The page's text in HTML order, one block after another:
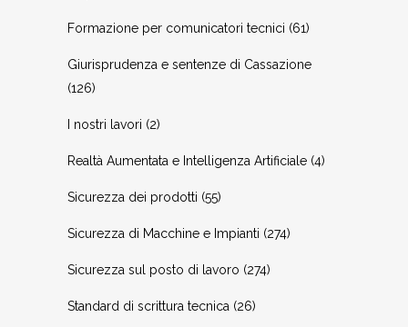
Formazione per comunicatori tecnici (61)
Giurisprudenza e sentenze di Cassazione
(126)
I nostri lavori (2)
Realtà Aumentata e Intelligenza Artificiale (4)
Sicurezza dei prodotti (55)
Sicurezza di Macchine e Impianti (274)
Sicurezza sul posto di lavoro (274)
Standard di scrittura tecnica (26)